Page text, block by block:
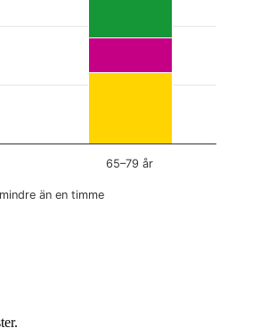
än en timme
65–79 år